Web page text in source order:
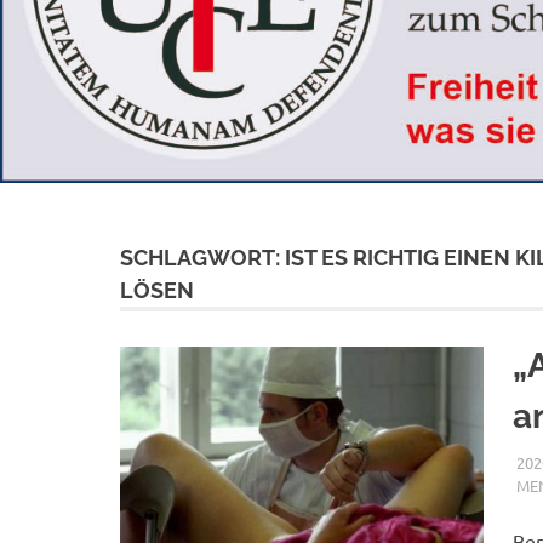
SCHLAGWORT: IST ES RICHTIG EINEN
LÖSEN